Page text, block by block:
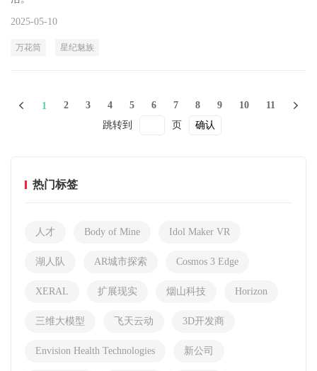
2025-05-10
万花筒 星纪魅族
1 2 3 4 5 6 7 8 9 10
11
跳转到
页 确认
热门标签
人才 Body of Mine Idol Maker VR
湖人队 AR城市探索 Cosmos 3 Edge
XERAL 扩展现实 烟山科技 Horizon
三维大模型 飞天云动 3D开发商
Envision Health Technologies 新公司